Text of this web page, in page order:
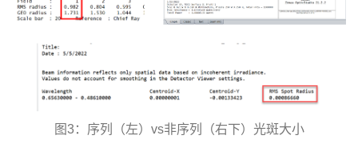
图3：序列（左）vs非序列（右下）光斑大小